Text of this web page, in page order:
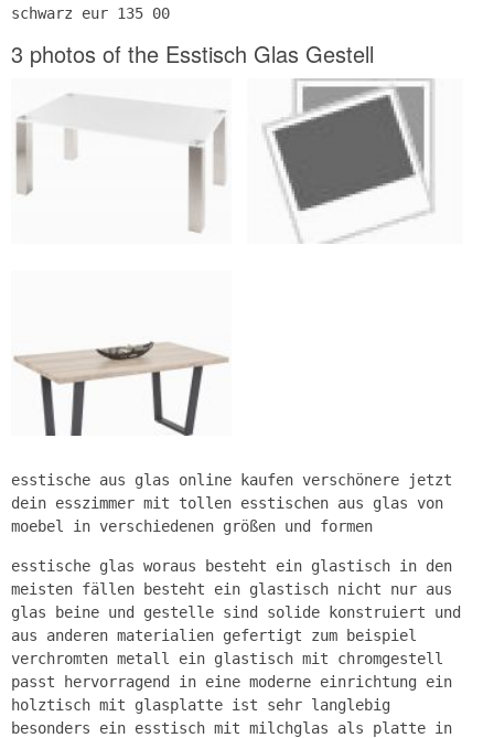
schwarz eur 135 00
3 photos of the Esstisch Glas Gestell
esstische aus glas online kaufen verschönere jetzt
dein esszimmer mit tollen esstischen aus glas von
moebel in verschiedenen größen und formen
esstische glas woraus besteht ein glastisch in den
meisten fällen besteht ein glastisch nicht nur aus
glas beine und gestelle sind solide konstruiert und
aus anderen materialien gefertigt zum beispiel
verchromten metall ein glastisch mit chromgestell
passt hervorragend in eine moderne einrichtung ein
holztisch mit glasplatte ist sehr langlebig
besonders ein esstisch mit milchglas als platte in